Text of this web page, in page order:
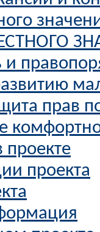
и
прав
проекте
проекта